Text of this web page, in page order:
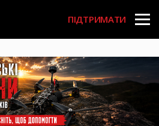
User
account
menu
ПІДТРИМАТИ